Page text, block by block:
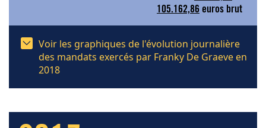
105.162,86 euros brut
Voir les graphiques de l'évolution journalière
des mandats exercés par Franky De Graeve en
2018